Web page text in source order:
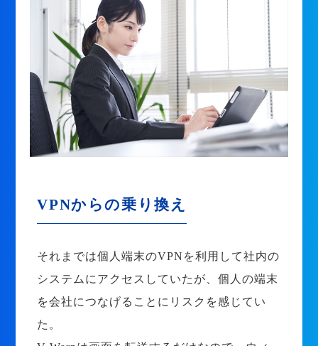
VPNからの乗り換え
それまでは個人端末のVPNを利用して社内の
システムにアクセスしていたが、個人の端末
を会社につなげることにリスクを感じてい
た。